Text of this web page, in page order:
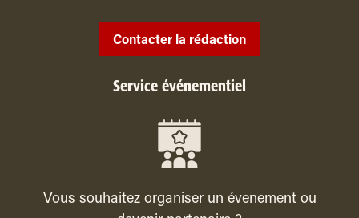
Contacter la rédaction
Service événementiel
Vous souhaitez organiser un évenement ou